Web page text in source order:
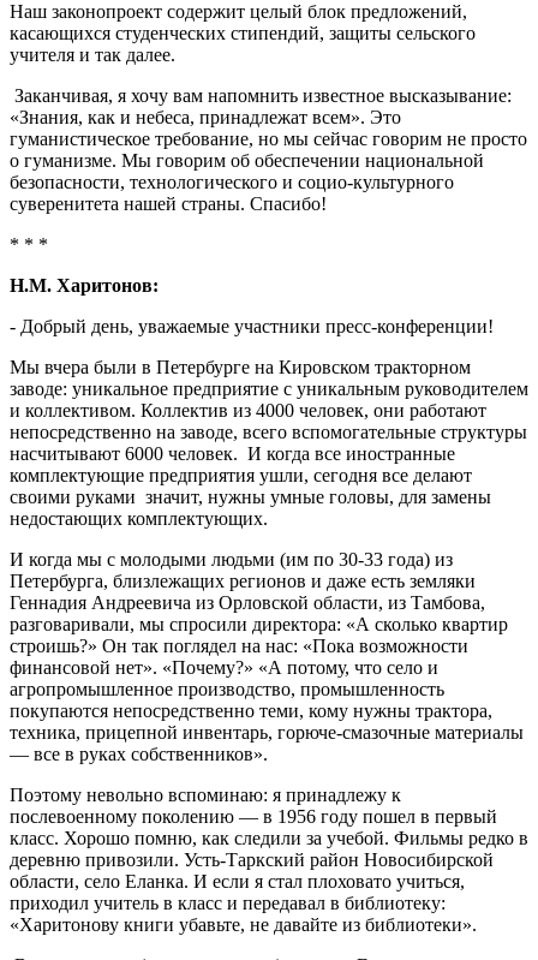
Наш законопроект содержит целый блок предложений,
касающихся студенческих стипендий, защиты сельского
учителя и так далее.
Заканчивая, я хочу вам напомнить известное высказывание:
«Знания, как и небеса, принадлежат всем». Это
гуманистическое требование, но мы сейчас говорим не просто
о гуманизме. Мы говорим об обеспечении национальной
безопасности, технологического и социо-культурного
суверенитета нашей страны. Спасибо!
* * *
Н.М. Харитонов:
- Добрый день, уважаемые участники пресс-конференции!
Мы вчера были в Петербурге на Кировском тракторном
заводе: уникальное предприятие с уникальным руководителем
и коллективом. Коллектив из 4000 человек, они работают
непосредственно на заводе, всего вспомогательные структуры
насчитывают 6000 человек. И когда все иностранные
комплектующие предприятия ушли, сегодня все делают
своими руками значит, нужны умные головы, для замены
недостающих комплектующих.
И когда мы с молодыми людьми (им по 30-33 года) из
Петербурга, близлежащих регионов и даже есть земляки
Геннадия Андреевича из Орловской области, из Тамбова,
разговаривали, мы спросили директора: «А сколько квартир
строишь?» Он так поглядел на нас: «Пока возможности
финансовой нет». «Почему?» «А потому, что село и
агропромышленное производство, промышленность
покупаются непосредственно теми, кому нужны трактора,
техника, прицепной инвентарь, горюче-смазочные материалы
— все в руках собственников».
Поэтому невольно вспоминаю: я принадлежу к
послевоенному поколению — в 1956 году пошел в первый
класс. Хорошо помню, как следили за учебой. Фильмы редко в
деревню привозили. Усть-Таркский район Новосибирской
области, село Еланка. И если я стал плоховато учиться,
приходил учитель в класс и передавал в библиотеку:
«Харитонову книги убавьте, не давайте из библиотеки».